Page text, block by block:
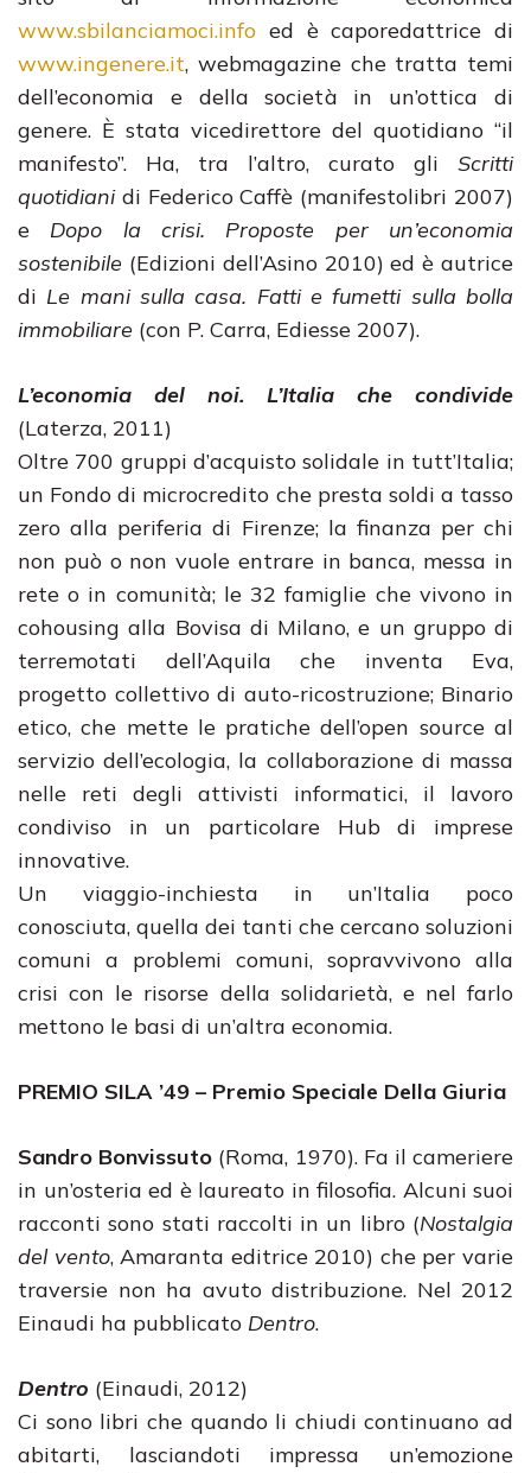
www.sbilanciamoci.info ed è caporedattrice di
www.ingenere.it, webmagazine che tratta temi
dell’economia e della società in un’ottica di
genere. È stata vicedirettore del quotidiano “il
manifesto”. Ha, tra l’altro, curato gli Scritti
quotidianidi Federico Caffè (manifestolibri 2007)
e Dopo la crisi. Proposte per un’economia
sostenibile (Edizioni dell’Asino 2010) ed è autrice
di Le mani sulla casa. Fatti e fumetti sulla bolla
immobiliare (con P. Carra, Ediesse 2007).
L’economia del noi. L’Italia che condivide
(Laterza, 2011)
Oltre 700 gruppi d’acquisto solidale in tutt’Italia;
un Fondo di microcredito che presta soldi a tasso
zero alla periferia di Firenze; la finanza per chi
non può o non vuole entrare in banca, messa in
rete o in comunità; le 32 famiglie che vivono in
cohousing alla Bovisa di Milano, e un gruppo di
terremotati dell’Aquila che inventa Eva,
progetto collettivo di auto-ricostruzione; Binario
etico, che mette le pratiche dell’open source al
servizio dell’ecologia, la collaborazione di massa
nelle reti degli attivisti informatici, il lavoro
condiviso in un particolare Hub di imprese
innovative.
Un viaggio-inchiesta in un’Italia poco
conosciuta, quella dei tanti che cercano soluzioni
comuni a problemi comuni, sopravvivono alla
crisi con le risorse della solidarietà, e nel farlo
mettono le basi di un’altra economia.
PREMIO SILA ’49 – Premio Speciale Della Giuria
Sandro Bonvissuto (Roma, 1970). Fa il cameriere
in un’osteria ed è laureato in filosofia. Alcuni suoi
racconti sono stati raccolti in un libro (Nostalgia
del vento, Amaranta editrice 2010) che per varie
traversie non ha avuto distribuzione. Nel 2012
Einaudi ha pubblicato Dentro.
Dentro (Einaudi, 2012)
Ci sono libri che quando li chiudi continuano ad
abitarti, lasciandoti impressa un’emozione